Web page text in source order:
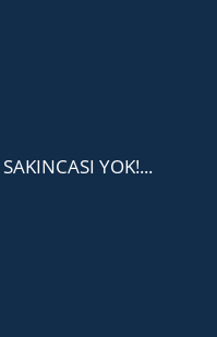
YOK!...